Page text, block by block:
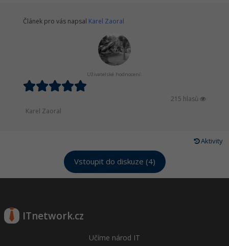
Článek pro vás napsal Karel Zaoral
Uživatelské hodnocení:
215 hlasů
Karel Zaoral
Aktivity
Vstoupit do diskuze (4)
ITnetwork.cz
Učíme národ IT